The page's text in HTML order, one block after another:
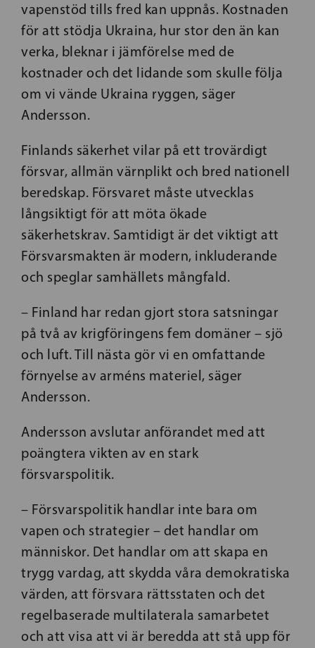
vapenstöd tills fred kan uppnås. Kostnaden
för att stödja Ukraina, hur stor den än kan
verka, bleknar i jämförelse med de
kostnader och det lidande som skulle följa
om vi vände Ukraina ryggen, säger
Andersson.
Finlands säkerhet vilar på ett trovärdigt
försvar, allmän värnplikt och bred nationell
beredskap. Försvaret måste utvecklas
långsiktigt för att möta ökade
säkerhetskrav. Samtidigt är det viktigt att
Försvarsmakten är modern, inkluderande
och speglar samhällets mångfald.
– Finland har redan gjort stora satsningar
på två av krigföringens fem domäner – sjö
och luft. Till nästa gör vi en omfattande
förnyelse av arméns materiel, säger
Andersson.
Andersson avslutar anförandet med att
poängtera vikten av en stark
försvarspolitik.
– Försvarspolitik handlar inte bara om
vapen och strategier – det handlar om
människor. Det handlar om att skapa en
trygg vardag, att skydda våra demokratiska
värden, att försvara rättsstaten och det
regelbaserade multilaterala samarbetet
och att visa att vi är beredda att stå upp för